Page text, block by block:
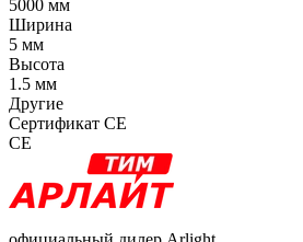
5000 мм
Ширина
5 мм
Высота
1.5 мм
Другие
Сертификат CE
CE